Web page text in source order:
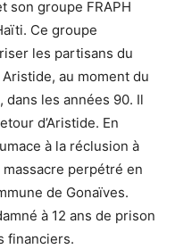
son groupe FRAPH
Ce groupe
les partisans du
au moment du
dans les années 90. Il
d’Aristide. En
à la réclusion à
perpétré en
de Gonaïves.
à 12 ans de prison
financiers.